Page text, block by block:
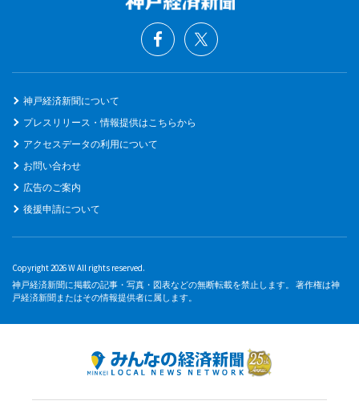
神戸経済新聞について
プレスリリース・情報提供はこちらから
アクセスデータの利用について
お問い合わせ
広告のご案内
後援申請について
Copyright 2026 W All rights reserved.
神戸経済新聞に掲載の記事・写真・図表などの無断転載を禁止します。 著作権は神
戸経済新聞またはその情報提供者に属します。